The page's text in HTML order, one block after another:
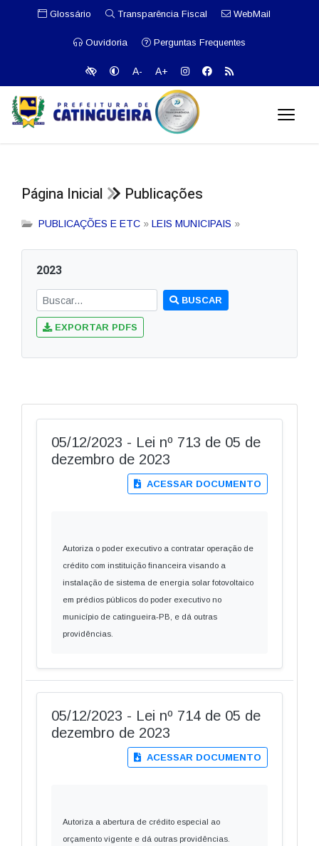
Glossário Transparência Fiscal WebMail
Ouvidoria Perguntas Frequentes
A- A+
Página Inicial Publicações
PUBLICAÇÕES E ETC » LEIS MUNICIPAIS »
2023
BUSCAR
EXPORTAR PDFS
05/12/2023 - Lei nº 713 de 05 de
dezembro de 2023
ACESSAR DOCUMENTO
Autoriza o poder executivo a contratar operação de
crédito com instituição financeira visando a
instalação de sistema de energia solar fotovoltaico
em prédios públicos do poder executivo no
município de catingueira-PB, e dá outras
providências.
05/12/2023 - Lei nº 714 de 05 de
dezembro de 2023
ACESSAR DOCUMENTO
Autoriza a abertura de crédito especial ao
orçamento vigente e dá outras providências.